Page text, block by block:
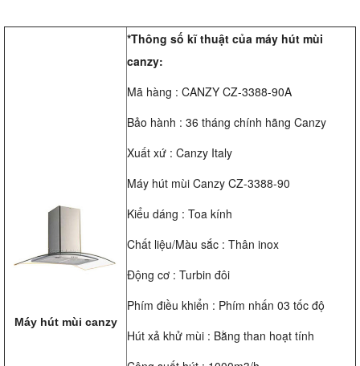
Máy hút mùi canzy
*Thông số kĩ thuật của máy hút mùi
canzy:
Mã hàng : CANZY CZ-3388-90A
Bảo hành : 36 tháng chính hãng Canzy
Xuất xứ : Canzy Italy
Máy hút mùi Canzy CZ-3388-90
Kiểu dáng : Toa kính
Chất liệu/Màu sắc : Thân inox
Động cơ : Turbin đôi
Phím điều khiển : Phím nhấn 03 tốc độ
Hút xả khử mùi : Bằng than hoạt tính